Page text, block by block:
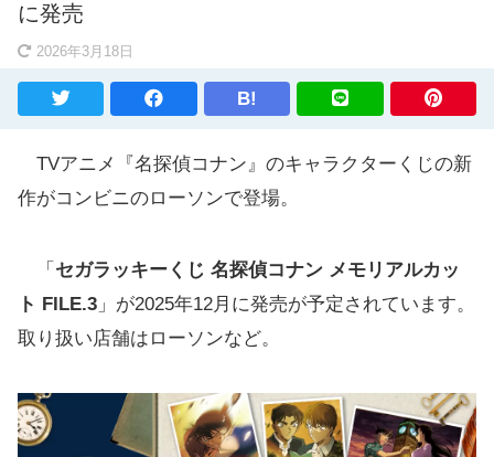
に発売
2026年3月18日
B!
TVアニメ『名探偵コナン』のキャラクターくじの新
作がコンビニのローソンで登場。
「 セガラッキーくじ 名探偵コナン メモリアルカッ
ト FILE.3 」が2025年12月に発売が予定されています。
取り扱い店舗はローソンなど。